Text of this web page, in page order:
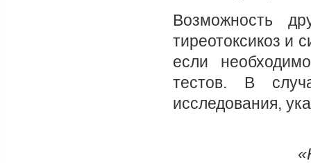
Возможность
тиреотоксикоз и
если
тестов. В
исследования,